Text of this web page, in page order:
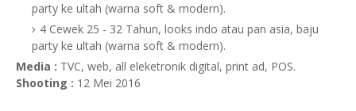
party ke ultah (warna soft & modern).
4 Cewek 25 - 32 Tahun, looks indo atau pan asia, baju
party ke ultah (warna soft & modern).
Media : TVC, web, all eleketronik digital, print ad, POS.
Shooting : 12 Mei 2016